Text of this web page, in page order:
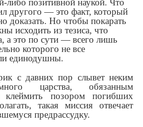
либо позитивной наукой. Что
другого — это факт, который
доказать. Но чтобы покарать
исходить из тезиса, что
а это по сути — всего лишь
которого не все
единодушны.
с давних пор слывет неким
царства, обязанным
клеймить позором погибших
такая миссия отвечает
предрассудку.